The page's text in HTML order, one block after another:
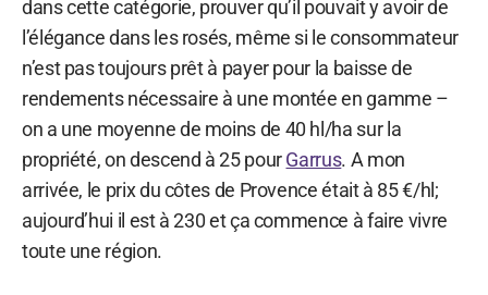
dans cette catégorie, prouver qu’il pouvait y avoir de
l’élégance dans les rosés, même si le consommateur
n’est pas toujours prêt à payer pour la baisse de
rendements nécessaire à une montée en gamme –
on a une moyenne de moins de 40 hl/ha sur la
propriété, on descend à 25 pourGarrus. A mon
arrivée, le prix du côtes de Provence était à 85 €/hl;
aujourd’hui il est à 230 et ça commence à faire vivre
toute une région.